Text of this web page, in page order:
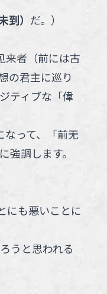
到） だ。 ）
来者（前には古
の君主に巡り
ティブな「偉
なって、「前无
強調します。
にも悪いことに
うと思われる